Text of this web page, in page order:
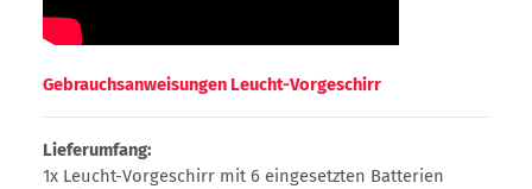
Gebrauchsanweisungen Leucht-Vorgeschirr
Lieferumfang:
1x Leucht-Vorgeschirr mit 6 eingesetzten Batterien